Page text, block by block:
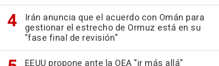
Irán anuncia que el acuerdo con Omán para
gestionar el estrecho de Ormuz está en su
"fase final de revisión"